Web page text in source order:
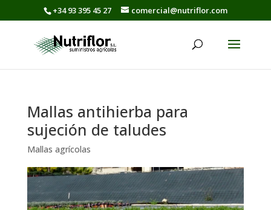
+34 93 395 45 27 comercial@nutriflor.com
Mallas antihierba para
sujeción de taludes
Mallas agrícolas